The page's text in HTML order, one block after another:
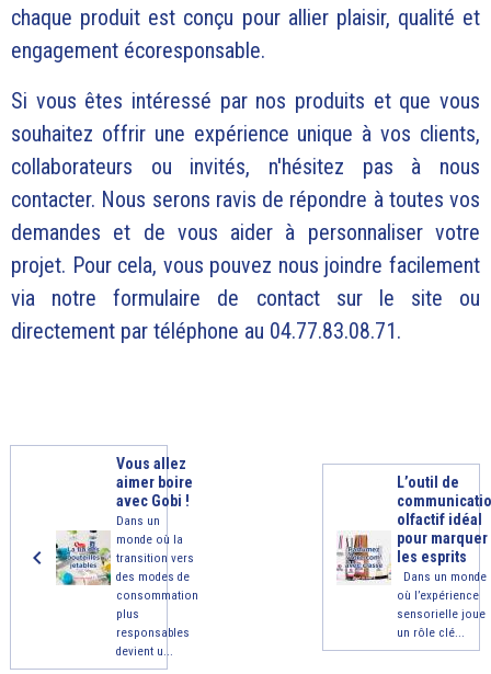
chaque produit est conçu pour allier plaisir, qualité et
engagement écoresponsable.
Si vous êtes intéressé par nos produits et que vous
souhaitez offrir une expérience unique à vos clients,
collaborateurs ou invités, n'hésitez pas à nous
contacter. Nous serons ravis de répondre à toutes vos
demandes et de vous aider à personnaliser votre
projet. Pour cela, vous pouvez nous joindre facilement
via notreformulaire de contactsur le site ou
directement par téléphone au 04.77.83.08.71.
Vous allez
aimer boire
avec Gobi !
Dans un
monde où la
transition vers
des modes de
consommation
plus
responsables
devient u...
L’outil de
olfactif idéal
pour marquer
les esprits
Dans un monde
où l’expérience
sensorielle joue
un rôle clé...